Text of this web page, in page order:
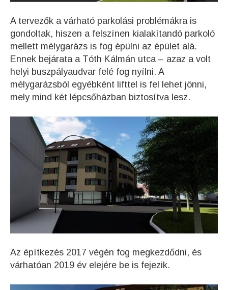
A tervezők a várható parkolási problémákra is
gondoltak, hiszen a felszínen kialakítandó parkoló
mellett mélygarázs is fog épülni az épület alá.
Ennek bejárata a Tóth Kálmán utca – azaz a volt
helyi buszpályaudvar felé fog nyílni. A
mélygarázsból egyébként lifttel is fel lehet jönni,
mely mind két lépcsőházban biztosítva lesz.
Az építkezés 2017 végén fog megkezdődni, és
várhatóan 2019 év elejére be is fejezik.